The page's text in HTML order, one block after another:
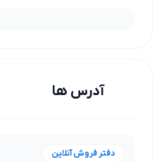
آدرس ها
دفتر فروش آنلاین